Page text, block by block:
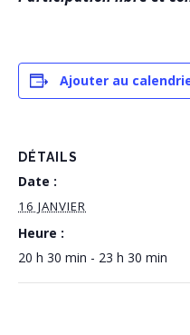
Ajouter au
DÉTAILS
Date :
16 JANVIER
Heure :
20 h 30 min - 23 h 30 min